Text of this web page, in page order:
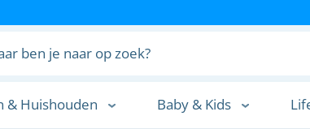
& Huishouden Baby & Kids